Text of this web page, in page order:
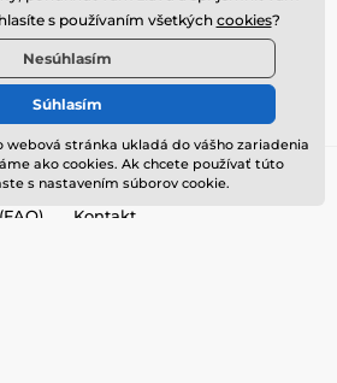
Instagram
Viac o Homedesignshop
Kontakt
s používaním všetkých cookies?
Nesúhlasím
Súhlasím
webová stránka ukladá do vášho zariadenia
ako cookies. Ak chcete používať túto
s nastavením súborov cookie.